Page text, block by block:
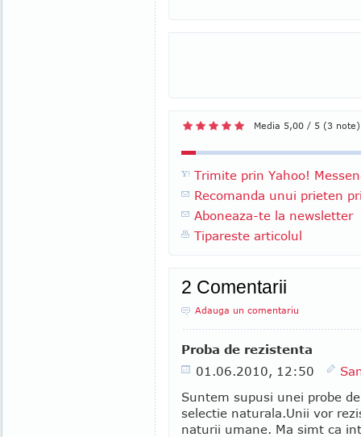
Media 5,00 / 5 (3 note)
Trimite prin Yahoo!
Recomanda unui prieten
Aboneaza-te la newsletter
Tipareste articolul
2 Comentarii
Adauga un comentariu
Proba de rezistenta
01.06.2010, 12:50
Suntem supusi unei probe
selectie naturala.Unii vor
naturii umane. Ma simt ca